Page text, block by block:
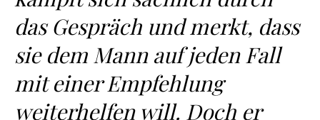
das Gespräch und merkt, dass
sie dem Mann auf jeden Fall
mit einer Empfehlung
weiterhelfen will. Doch er